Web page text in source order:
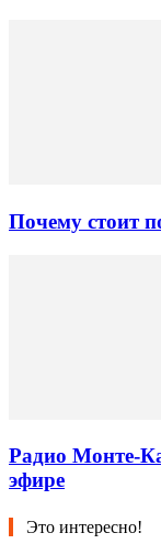
Почему стоит
Радио Монте-
эфире
Это интересно!